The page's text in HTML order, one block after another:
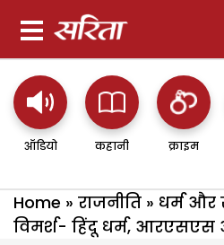
ऑडियो कहानी क्राइम
Home » राजनीति » धर्म और
विमर्श- हिंदू धर्म, आरएसएस